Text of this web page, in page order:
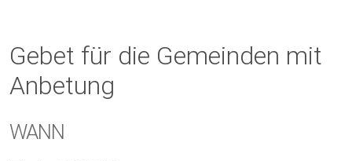
Gebet für die Gemeinden mit
Anbetung
WANN